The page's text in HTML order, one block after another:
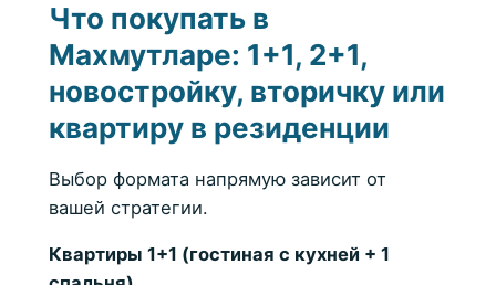
Что покупать в
Махмутларе: 1+1, 2+1,
новостройку, вторичку или
квартиру в резиденции
Выбор формата напрямую зависит от
вашей стратегии.
Квартиры 1+1 (гостиная с кухней + 1